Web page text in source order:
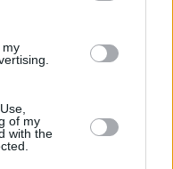
my
of my
with the
•